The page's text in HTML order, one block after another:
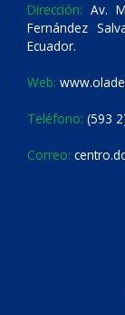
Dirección: Av.
Fernández
Ecuador.
Web:
Teléfono: (593
Correo: